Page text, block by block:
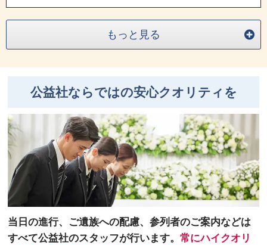
もっと見る
公益社ならではの安心クオリティを
当日の進行、ご遺族への配慮、参列者のご案内などは
すべて公益社のスタッフが行います。常にハイクオリ